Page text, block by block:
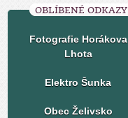
OBLÍBENÉ ODKAZY
Fotografie Horákova
Lhota
Elektro Šunka
Obec Želivsko